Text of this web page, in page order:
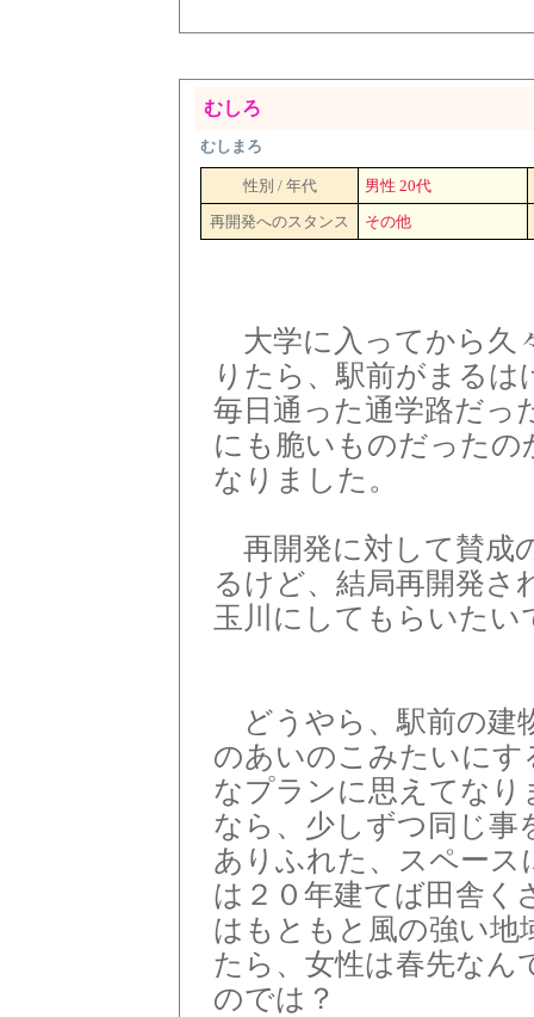
むしろ
むしまろ
性別 / 年代
男性 20代
再開発へのスタンス
その他
大学に入ってから久
りたら、駅前がまる
毎日通った通学路だっ
にも脆いものだった
なりました。
再開発に対して賛成
るけど、結局再開発さ
玉川にしてもらいたい
どうやら、駅前の建
のあいのこみたいに
なプランに思えてな
なら、少しずつ同じ事
ありふれた、スペー
は２０年建てば田舎く
はもともと風の強い地
たら、女性は春先な
のでは？